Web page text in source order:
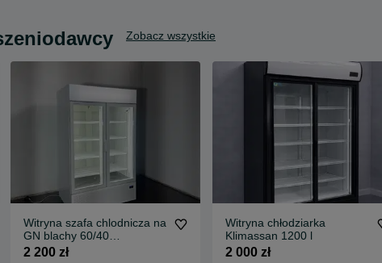
Zobacz wszystkie
Witryna szafa chlodnicza na
GN blachy 60/40
2 200 zł
Witryna chłodziarka
Klimassan 1200 l
2 000 zł